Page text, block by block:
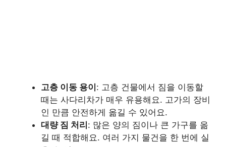
고층 이동 용이 : 고층 건물에서 짐을 이동할
때는 사다리차가 매우 유용해요. 고가의 장비
인 만큼 안전하게 옮길 수 있어요.
대량 짐 처리 : 많은 양의 짐이나 큰 가구를 옮
길 때 적합해요. 여러 가지 물건을 한 번에 실